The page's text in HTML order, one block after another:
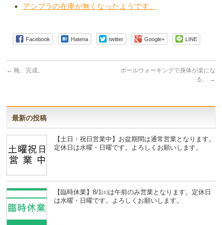
アシブラの在庫が無くなったようです。
Facebook Hatena twitter Google+ LINE
← 靴、完成。
ポールウォーキングで身体が楽にな
る。
→
最新の投稿
【土日・祝日営業中】お盆期間は通常営業となります。
定休日は水曜・日曜です。よろしくお願いします。
【臨時休業】8/1㈯は午前のみ営業となります。定休日
は水曜・日曜です。よろしくお願いします。